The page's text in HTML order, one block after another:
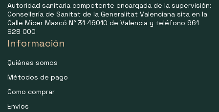
Autoridad sanitaria competente encargada de la supervisión:
Consellería de Sanitat de la Generalitat Valenciana sita en la
Calle Micer Mascó N° 31 46010 de Valencia y teléfono 961
928 000
Información
Quiénes somos
Métodos de pago
Como comprar
Envíos